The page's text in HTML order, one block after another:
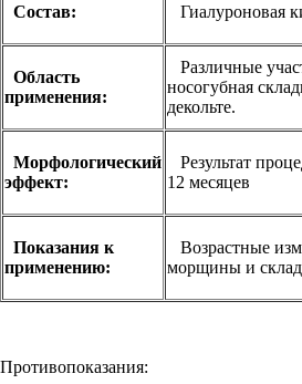
Состав: Гиалуроновая
Область
применения:
Различные
носогубная
декольте.
Морфологический
эффект:
Результат
12 месяцев
Показания к
применению:
Возрастные
морщины и
Противопоказания: